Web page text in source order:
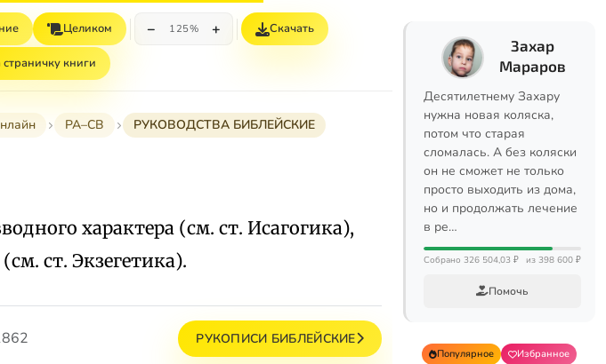
Целиком − 125% + Скачать
книги
РА–СВ РУКОВОДСТВА БИБЛЕЙСКИЕ
характера (см. ст. Исагогика),
ст. Экзегетика).
РУКОПИСИ БИБЛЕЙСКИЕ
Захар
Мараров
Десятилетнему Захару
нужна новая коляска,
потом что старая
сломалась. А без коляски
он не сможет не только
просто выходить из дома,
но и продолжать лечение
в ре…
Собрано 326 504,03 ₽ из 398 600 ₽
Помочь
Популярное
Избранное